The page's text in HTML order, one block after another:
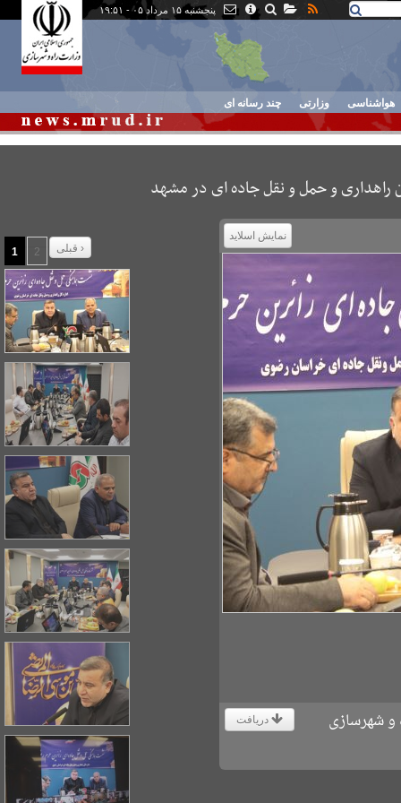
پنجشنبه ۱۵ مرداد ۰۵ - ۱۹:۵۱
هواشناسی وزارتی چند رسانه ای
و حمل و نقل جاده ای در مشهد
نمایش اسلاید
دریافت و شهرسازی
1 2 قبلی ›